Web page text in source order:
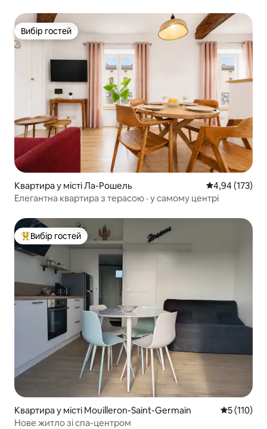
Вибір гостей
Вибір гостей
Квартира у місті Ла-Рошель Середня
4,94 (173)
Елегантна квартира з терасою · у самому центрі
Топ вибір гостей
Вибір гостей
Квартира у місті Mouilleron-Saint-Germain Середня
5 (110)
Нове житло зі спа-центром